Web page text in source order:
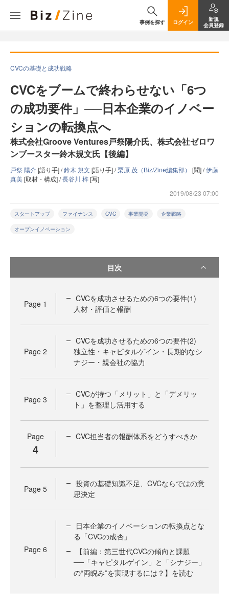
事例を探す ログイン
新規
会員登録
CVCの基礎と成功戦略
CVCをブームで終わらせない「6つ
の成功要件」──日本企業のイノベー
ションの転換点へ
株式会社Groove Ventures戸祭陽介氏、株式会社ゼロワ
ンブースター鈴木規文氏【後編】
戸祭 陽介[語り手] /鈴木 規文 [語り手] /栗原 茂（Biz/Zine編集部） [聞] /伊藤
真美[取材・構成] /長谷川 梓[写]
2019/08/23 07:00
スタートアップ ファイナンス CVC 事業開発 企業戦略
オープンイノベーション
目次
Page 1
CVCを成功させるための6つの要件(1)
人材・評価と報酬
Page 2
CVCを成功させるための6つの要件(2)
独立性・キャピタルゲイン・長期的なシ
ナジー・親会社の協力
Page 3
CVCが持つ「メリット」と「デメリッ
ト」を整理し活用する
Page
4
CVC担当者の報酬体系をどうすべきか
Page 5
投資の基礎知識不足、CVCならではの意
思決定
Page 6
日本企業のイノベーションの転換点とな
る「CVCの成否」
【前編：第三世代CVCの傾向と課題
──「キャピタルゲイン」と「シナジー」
の“両睨み”を実現するには？】を読む